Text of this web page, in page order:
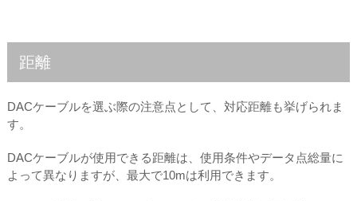
距離
DACケーブルを選ぶ際の注意点として、対応距離も挙げられま
す。
DACケーブルが使用できる距離は、使用条件やデータ点総量に
よって異なりますが、最大で10mは利用できます。